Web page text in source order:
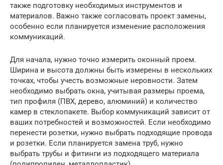
также подготовку необходимых инструментов и
материалов. Важно также согласовать проект замены,
особенно если планируется изменение расположения
коммуникаций.
Для начала, нужно точно измерить оконный проем.
Ширина и высота должны быть измерены в нескольких
точках, чтобы учесть возможные неровности. Затем
необходимо выбрать окна, учитывая размеры проема,
тип профиля (ПВХ, дерево, алюминий) и количество
камер в стеклопакете. Выбор коммуникаций зависит от
ваших потребностей и возможностей. Если необходимо
перенести розетки, нужно выбрать подходящие провода
и розетки. Если планируется замена труб, нужно
выбрать трубы и фитинги из подходящего материала